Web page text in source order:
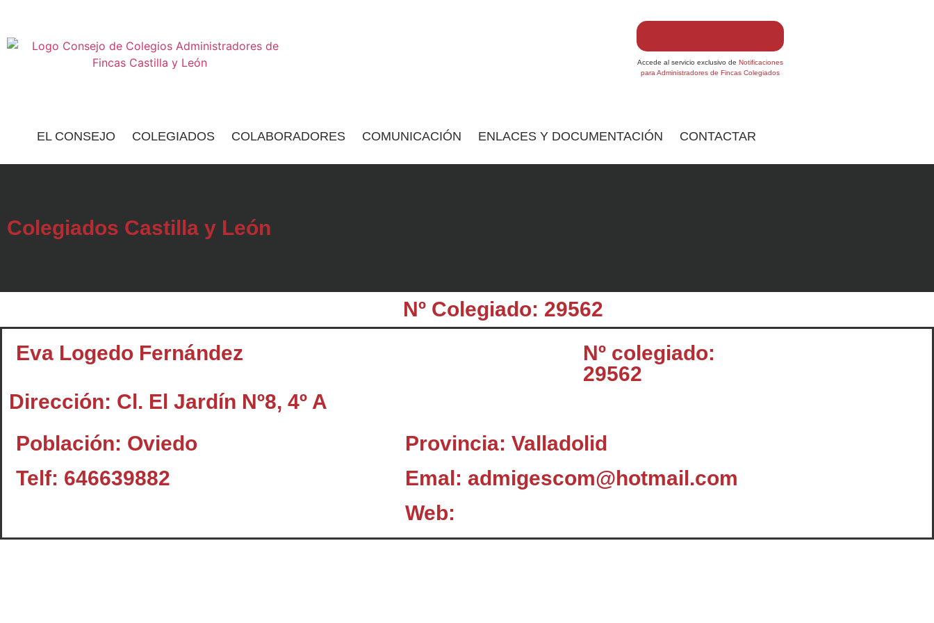
Accede al servicio exclusivo deNotificaciones
para Administradores de Fincas Colegiados
EL CONSEJO COLEGIADOS COLABORADORES COMUNICACIÓN ENLACES Y DOCUMENTACIÓN CONTACTAR
Colegiados Castilla y León
Nº Colegiado: 29562
Eva Logedo Fernández
Nº colegiado:
29562
Dirección: Cl. El Jardín Nº8, 4º A
Población: Oviedo
Provincia: Valladolid
Telf: 646639882
Emal: admigescom@hotmail.com
Web: